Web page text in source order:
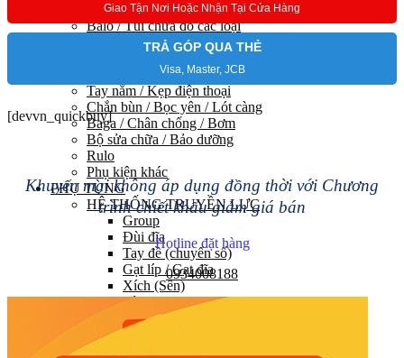
Trang phục đạp xe
Balo / Túi chứa đồ các loại
Chai nước / Gá kẹp
Khoá / Đồng hồ / Chuông
Đèn / Sạc các loại
Tay nắm / Kẹp điện thoại
Chắn bùn / Bọc yên / Lót càng
Baga / Chân chống / Bơm
Bộ sửa chữa / Bảo dưỡng
Rulo
Phụ kiện khác
PHỤ TÙNG
HỆ THỐNG TRUYỀN LỰC
Group
Đùi đĩa
Tay đề (chuyển số)
Gạt líp / Gạt đĩa
Xích (Sên)
Líp
Pedal (Bàn đạp)
HỆ THỐNG CHUYỂN ĐỘNG
Giao Tận Nơi Hoặc Nhận Tại Cửa Hàng
TRẢ GÓP QUA THẺ
Visa, Master, JCB
[devvn_quickbuy]
Khuyến mại không áp dụng đồng thời với Chương
trình chiết khấu giảm giá bán
Hotline đặt hàng
0934008188